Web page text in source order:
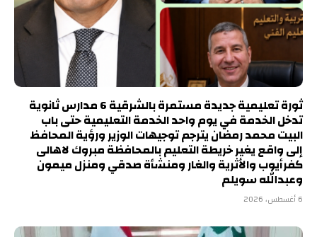
ثورة تعليمية جديدة مستمرة بالشرقية 6 مدارس ثانوية
تدخل الخدمة في يوم واحد الخدمة التعليمية حتى باب
البيت محمد رمضان يترجم توجيهات الوزير ورؤية المحافظ
إلى واقع يغير خريطة التعليم بالمحافظة مبروك لاهالى
كفرأيوب والأثرية والغار ومنشأة صدقي ومنزل ميمون
وعبدالله سويلم
6 أغسطس، 2026